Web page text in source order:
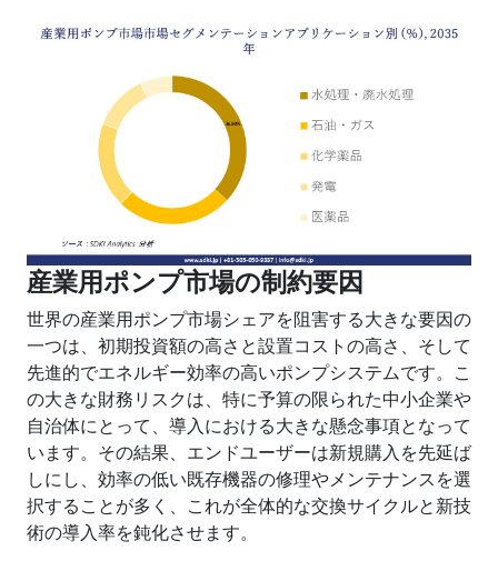
産業用ポンプ市場の制約要因
世界の産業用ポンプ市場シェアを阻害する大きな要因の
一つは、初期投資額の高さと設置コストの高さ、そして
先進的でエネルギー効率の高いポンプシステムです。こ
の大きな財務リスクは、特に予算の限られた中小企業や
自治体にとって、導入における大きな懸念事項となって
います。その結果、エンドユーザーは新規購入を先延ば
しにし、効率の低い既存機器の修理やメンテナンスを選
択することが多く、これが全体的な交換サイクルと新技
術の導入率を鈍化させます。